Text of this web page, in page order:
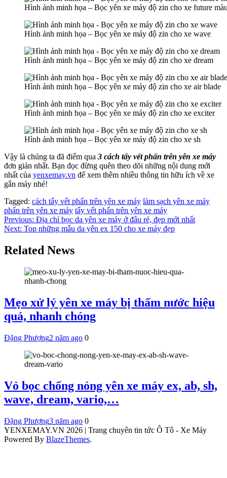
Hình ảnh minh họa – Bọc yên xe máy độ zin cho xe future
Hình ảnh minh họa – Bọc yên xe máy độ zin cho xe wave
Hình ảnh minh họa – Bọc yên xe máy độ zin cho xe dream
Hình ảnh minh họa – Bọc yên xe máy độ zin cho xe air blade
Hình ảnh minh họa – Bọc yên xe máy độ zin cho xe exciter
Hình ảnh minh họa – Bọc yên xe máy độ zin cho xe sh
Vậy là chúng ta đã điểm qua 3 cách tẩy vết phấn trên yên xe máy
đơn giản nhất. Bạn đọc đừng quên theo dõi những nội dung mới
nhất của yenxemay.vn để xem thêm nhiều thông tin hữu ích về xe
gắn máy nhé!
Tagged: cách tẩy vết phấn trên yên xe máy làm sạch yên xe máy
phấn trên yên xe máy tẩy vết phấn trên yên xe máy
Điều
hướng
bài
Previous: Địa chỉ bọc da yên xe máy ở đâu rẻ, đẹp mới nhất
Next: Top những mẫu da yên ex 150 cho xe máy đẹp
Related News
Mẹo xử lý yên xe máy bị thấm nước hiệu
quả, nhanh chóng
Đặng Phượng2 năm ago 0
Vỏ bọc chống nóng yên xe máy ex, ab, sh,
wave, dream, vario,…
Đặng Phượng3 năm ago 0
YENXEMAY.VN 2026 | Trang chuyên tin tức Ô Tô - Xe Máy
Powered By BlazeThemes.